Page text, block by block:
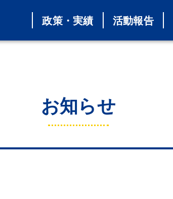
政策・実績 活動報告
お知らせ